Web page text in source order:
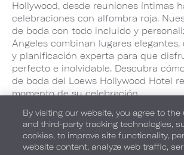
Hollywood, desde reuniones íntimas
celebraciones con alfombra roja.
de boda con todo incluido y
Ángeles combinan lugares
y planificación experta para que
perfecto e inolvidable. Descubra
de boda del Loews Hollywood Hotel
momento de su celebración.
CONOZCA MÁS
By visiting our website, you agree to
and third-party tracking technologies,
cookies, to improve site functionality,
website content, analyze web traffic,